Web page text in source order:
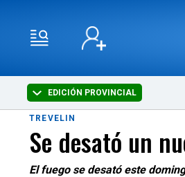
EDICIÓN PROVINCIAL
TREVELIN
Se desató un
El fuego se desató este